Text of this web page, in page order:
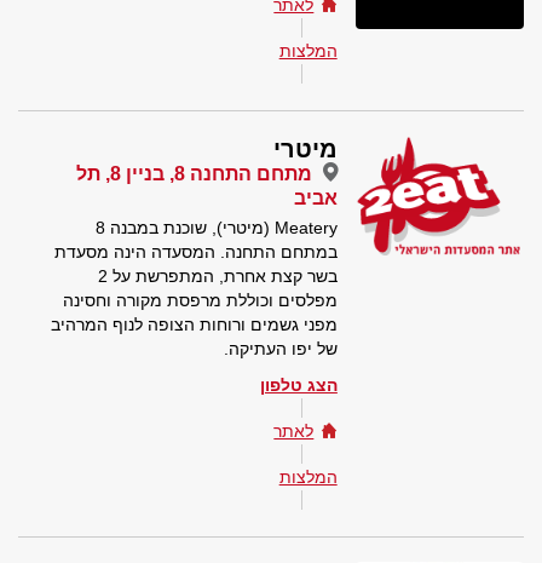
לאתר
המלצות
מיטרי
מתחם התחנה 8, בניין 8, תל
אביב
Meatery (מיטרי), שוכנת במבנה 8
במתחם התחנה. המסעדה הינה מסעדת
בשר קצת אחרת, המתפרשת על 2
מפלסים וכוללת מרפסת מקורה וחסינה
מפני גשמים ורוחות הצופה לנוף המרהיב
של יפו העתיקה.
הצג טלפון
לאתר
המלצות